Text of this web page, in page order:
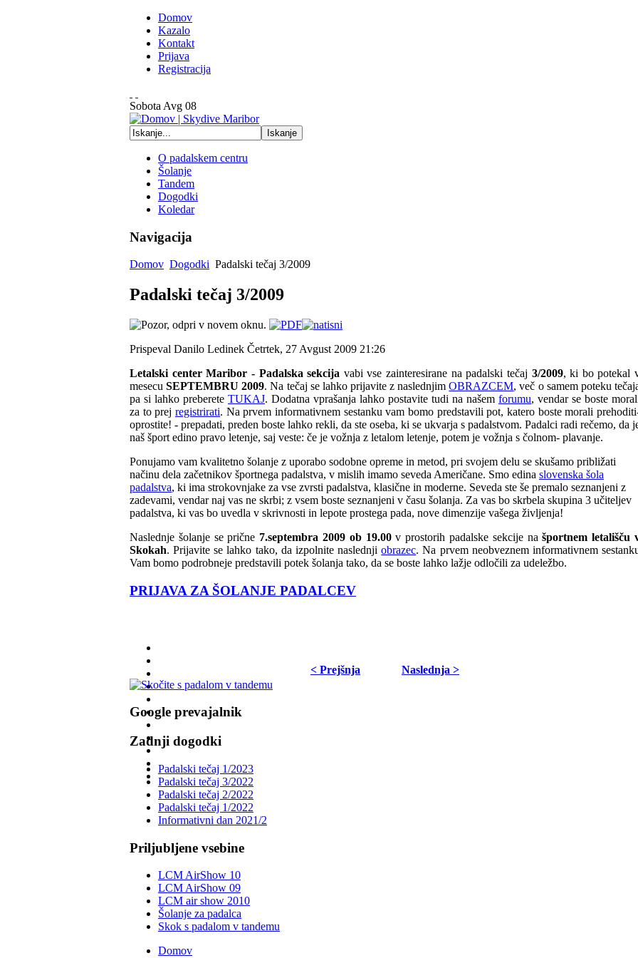
Domov
Kazalo
Kontakt
Prijava
Registracija
Sobota Avg 08
O padalskem centru
Šolanje
Tandem
Dogodki
Koledar
Navigacija
Domov Dogodki Padalski tečaj 3/2009
Padalski tečaj 3/2009
Prispeval Danilo Ledinek Četrtek, 27 Avgust 2009 21:26
Letalski center Maribor - Padalska sekcija vabi vse zainteresirane na padalski tečaj 3/2009, ki bo potekal
mesecuSEPTEMBRU 2009. Na tečaj se lahko prijavite z naslednjimOBRAZCEM, več o samem poteku
pa si lahko preberete TUKAJ. Dodatna vprašanja lahko postavite tudi na našem forumu, vendar se boste
za to prej registrirati. Na prvem informativnem sestanku vam bomo predstavili pot, katero boste morali
oprostite! - prepadati, preden boste lahko rekli, da ste oseba, ki se ukvarja s padalstvom. Padalci radi rečemo, da
naš šport edino pravo letenje, saj veste: če je vožnja z letalom letenje, potem je vožnja s čolnom- plavanje.
Ponujamo vam kvalitetno šolanje z uporabo sodobne opreme in metod, pri svojem delu se skušamo približati
načinu dela začetnikov športnega padalstva, v mislih imamo seveda Američane. Smo edina slovenska šola
padalstva, ki ima strokovnjake za vse zvrsti padalstva, klasične in moderne. Seveda ste še premalo seznanjeni z
zadevami, vendar naj vas ne skrbi; z vsem boste seznanjeni v času šolanja. Za vas bo skrbela skupina 3 učiteljev
padalstva, ki vas bo uvedla v skrivnosti in lepote prostega pada, nove dimenzije vašega življenja!
Naslednje šolanje se prične 7.septembra 2009 ob 19.00v prostorih padalske sekcije našportnem letališču
Skokah. Prijavite se lahko tako, da izpolnite naslednjiobrazec. Na prvem neobveznem informativnem
Vam bomo podrobneje predstavili potek šolanja tako, da se boste lahko lažje odločili za udeležbo.
PRIJAVA ZA ŠOLANJE PADALCEV
< Prejšnja Naslednja >
Google prevajalnik
Zadnji dogodki
Padalski tečaj 1/2023
Padalski tečaj 3/2022
Padalski tečaj 2/2022
Padalski tečaj 1/2022
Informativni dan 2021/2
Priljubljene vsebine
LCM AirShow 10
LCM AirShow 09
LCM air show 2010
Šolanje za padalca
Skok s padalom v tandemu
Domov